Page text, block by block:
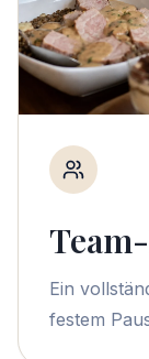
Ein
festem